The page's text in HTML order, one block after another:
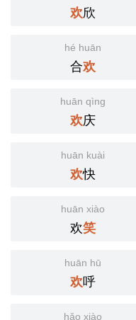
欢欣
hé huān
合欢
huān qìng
欢庆
huān kuài
欢快
huān xiào
欢笑
huān hū
欢呼
hǎo xiào